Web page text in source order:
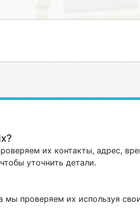
их контакты, адрес,
уточнить детали.
проверяем их используя